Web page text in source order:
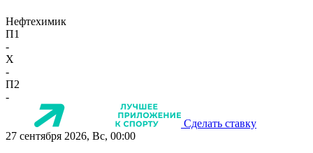
Нефтехимик
П1
-
X
-
П2
-
Сделать ставку
27 сентября 2026, Вс, 00:00